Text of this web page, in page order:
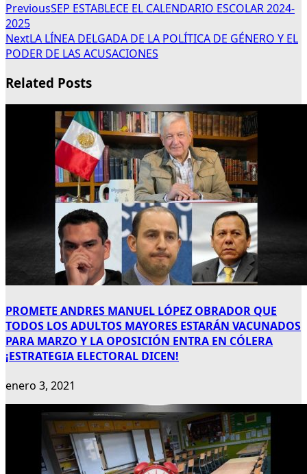
PreviousSEP ESTABLECE EL CALENDARIO ESCOLAR 2024-
2025
NextLA LÍNEA DELGADA DE LA POLÍTICA DE GÉNERO Y EL
PODER DE LAS ACUSACIONES
Related Posts
PROMETE ANDRES MANUEL LÓPEZ OBRADOR QUE
TODOS LOS ADULTOS MAYORES ESTARÁN VACUNADOS
PARA MARZO Y LA OPOSICIÓN ENTRA EN CÓLERA
¡ESTRATEGIA ELECTORAL DICEN!
enero 3, 2021